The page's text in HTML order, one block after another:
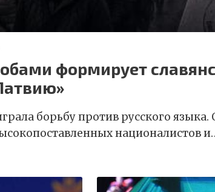
формирует
борьбу против русского языка.
националистов